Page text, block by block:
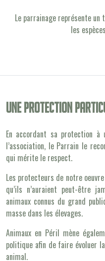
Le parrainage représente un
les
Une protection
En accordant sa protection à
l’association, le Parrain le
qui mérite le respect.
Les protecteurs de notre
qu’ils n’auraient peut-être
animaux connus du grand
masse dans les élevages.
Animaux en Péril mène
politique afin de faire évoluer
animal.